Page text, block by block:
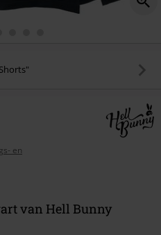
en
van Hell Bunny